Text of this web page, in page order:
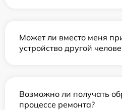
Может ли вместо меня
устройство другой
Возможно ли получать
процессе ремонта?